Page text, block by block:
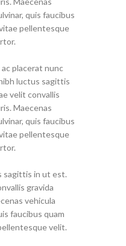
quis faucibus
pellentesque
placerat nunc
luctus sagittis
velit convallis
Maecenas
quis faucibus
pellentesque
sagittis in ut est.
gravida
vehicula
faucibus quam
velit.